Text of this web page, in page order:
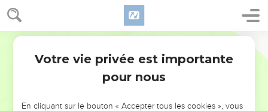
NE MANQUEZ PAS L’ÉVÉNEMENT
Votre vie privée est importante
pour nous
En cliquant sur le bouton « Accepter tous les cookies », vous